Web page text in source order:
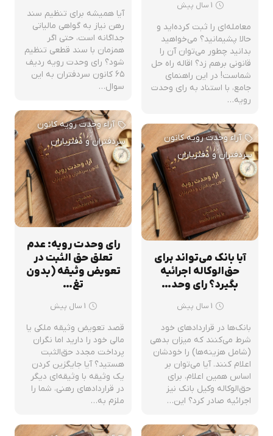
1 سال پیش
معامله‌ای را ثبت کرده‌اید و
حالا پشیمانید؟ می‌خواهید
بدانید چطور می‌توان آن را
قانونی برهم زد؟ اقاله راه حل
شماست! در این راهنمای
جامع، با استناد به رای وحدت
رویه…
آیا همیشه برای تنظیم سند
رهن نیاز به گواهی مالیاتی
جداگانه است، حتی اگر
همزمان با سند قطعی تنظیم
شود؟ رای وحدت رویه ردیف
۶۵ کانون سردفتران به این
سوال…
آراء وحدت رویه کانون
سردفتران و دفتریاران
رای وحدت رویه: عدم
تعلق حق الثبت در
تعویض وثیقه (بدون
تغ…
1 سال پیش
قصد تعویض وثیقه ملکی یا
مالی خود را دارید اما نگران
پرداخت مجدد حق‌الثبت
هستید؟ آیا جایگزین کردن
یک وثیقه با وثیقه‌ای دیگر
در قراردادهای رهنی، شما را
ملزم به…
آراء وحدت رویه کانون
سردفتران و دفتریاران
آیا بانک می‌تواند برای
حق‌الوکاله اجرائیه
بگیرد؟ رای وحد…
1 سال پیش
بانک‌ها در قراردادهای خود
شرط می‌کنند که میزان بدهی
(شامل هزینه‌ها) را خودشان
اعلام کنند. آیا می‌توان بر
اساس همین اعلام، برای
حق‌الوکاله وکیل بانک نیز
اجرائیه صادر کرد؟ این…